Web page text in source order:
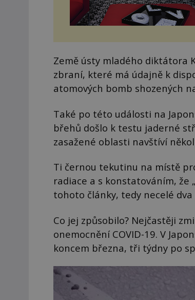
Země ústy mladého diktátora
zbraní, které má údajně k
atomových bomb shozených
Také po této události na
břehů došlo k testu jaderné
zasažené oblasti navštíví
Ti černou tekutinu na místě
radiace a s konstatováním, že
tohoto články, tedy necelé
Co jej způsobilo? Nejčastěji
onemocnění COVID-19. V
koncem března, tři týdny po